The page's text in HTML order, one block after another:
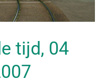
tijd, 04